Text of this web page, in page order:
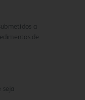
a
de
seja